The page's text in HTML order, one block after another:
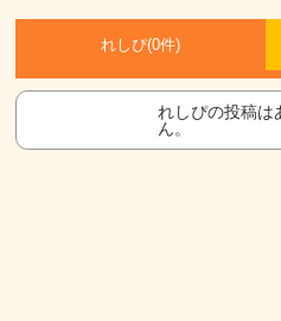
れしぴ(0件)
れしぴの投稿は
ん。